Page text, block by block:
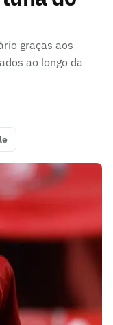
graças aos
ao longo da